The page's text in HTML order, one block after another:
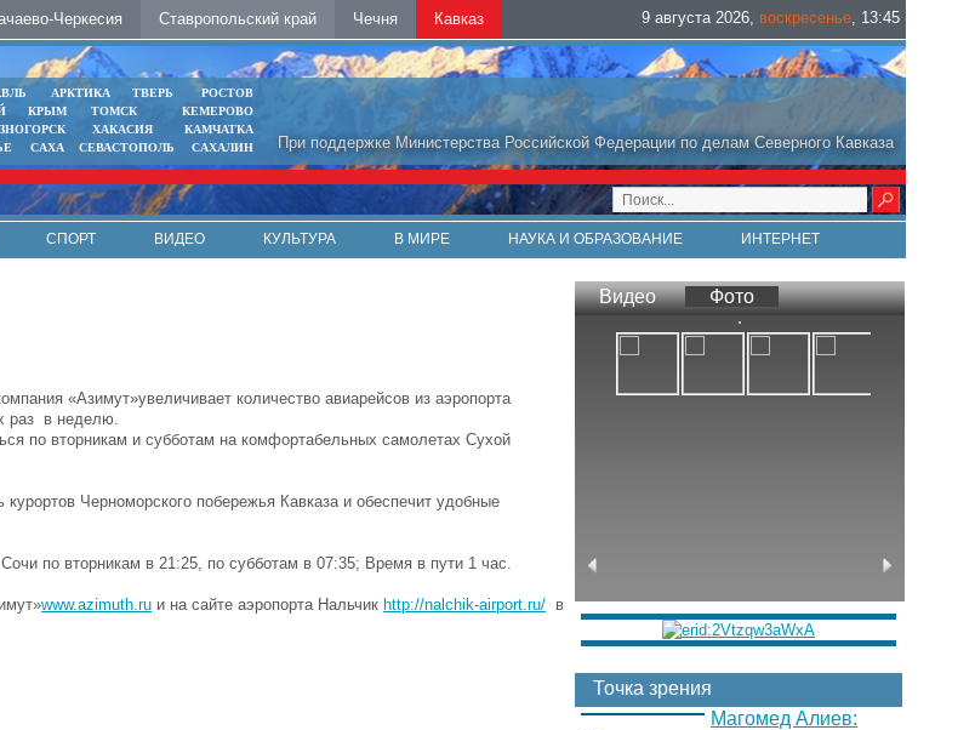
Черкесия Ставропольский край Чечня Кавказ 9 августа 2026, воскресенье, 13:45
При поддержке Министерства Российской Федерации по делам Северного Кавказа
АРКТИКА ТВЕРЬ
РОСТОВ
КРЫМ ТОМСК
КЕМЕРОВО
ХАКАСИЯ
КАМЧАТКА
САХА СЕВАСТОПОЛЬ САХАЛИН
СПОРТ ВИДЕО КУЛЬТУРА В МИРЕ НАУКА И ОБРАЗОВАНИЕ
ИНТЕРНЕТ
«Азимут»увеличивает количество авиарейсов из аэропорта
раз в неделю.
по вторникам и субботам на комфортабельных самолетах Сухой
Черноморского побережья Кавказа и обеспечит удобные
по вторникам в 21:25, по субботам в 07:35; Время в пути 1 час.
www.azimuth.ru и на сайте аэропорта Нальчик http://nalchik-airport.ru/ в
Видео Фото
Точка зрения
Магомед Алиев: